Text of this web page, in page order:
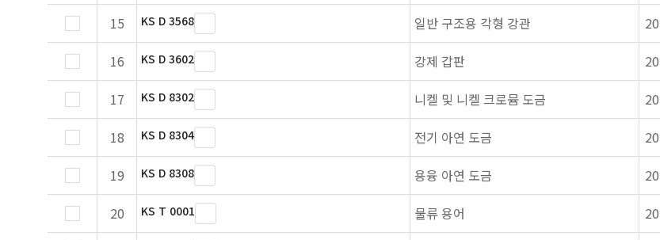
15
KS D 3568 일반 구조용 각형 강관
16
KS D 3602 강제 갑판
17
KS D 8302 니켈 및 니켈 크로뮴 도금
18
KS D 8304 전기 아연 도금
19
KS D 8308 용융 아연 도금
20
KS T 0001 물류 용어